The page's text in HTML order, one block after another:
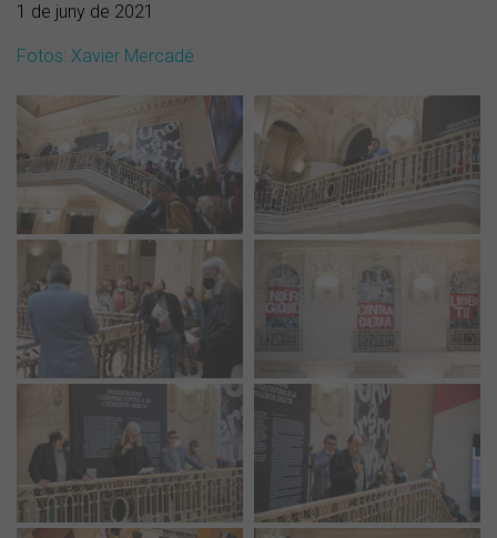
1 de juny de 2021
Fotos: Xavier Mercadé